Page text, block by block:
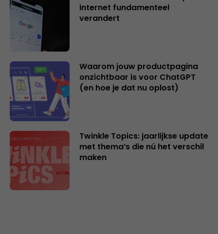
internet fundamenteel
verandert
Waarom jouw productpagina
onzichtbaar is voor ChatGPT
(en hoe je dat nu oplost)
Twinkle Topics: jaarlijkse update
met thema’s die nú het verschil
maken